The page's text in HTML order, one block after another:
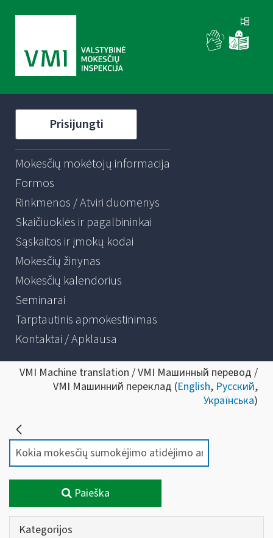
Prisijungti
Mokesčių mokėtojų informacija
Formos
Rinkmenos / Atviri duomenys
Skaičiuoklės ir pagalbininkai
Sąskaitos ir įmokų kodai
Mokesčių žinynas
Mokesčių kalendorius
Seminarai
Tarptautinis apmokestinimas
Kontaktai / Apklausa
VMI Machine translation / VMI Машинный перевод /
VMI Машинний переклад (English, Русский,
Українська)
Paieška
Kategorijos